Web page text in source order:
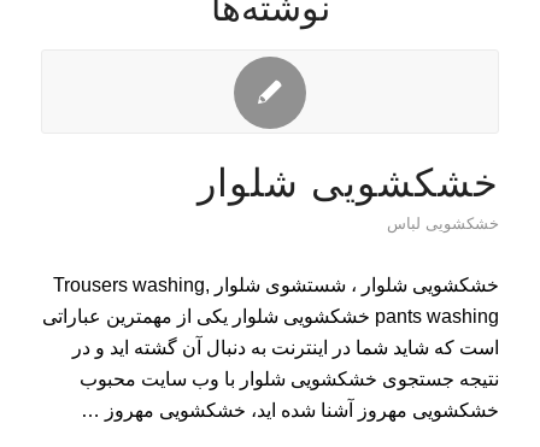
خشکشویی شلوار
خشکشویی لباس
خشکشویی شلوار ، شستشوی شلوار Trousers washing,
pants washing خشکشویی شلوار یکی از مهمترین عباراتی
است که شاید شما در اینترنت به دنبال آن گشته اید و در
نتیجه جستجوی خشکشویی شلوار با وب سایت محبوب
خشکشویی مهروز آشنا شده اید، خشکشویی مهروز …